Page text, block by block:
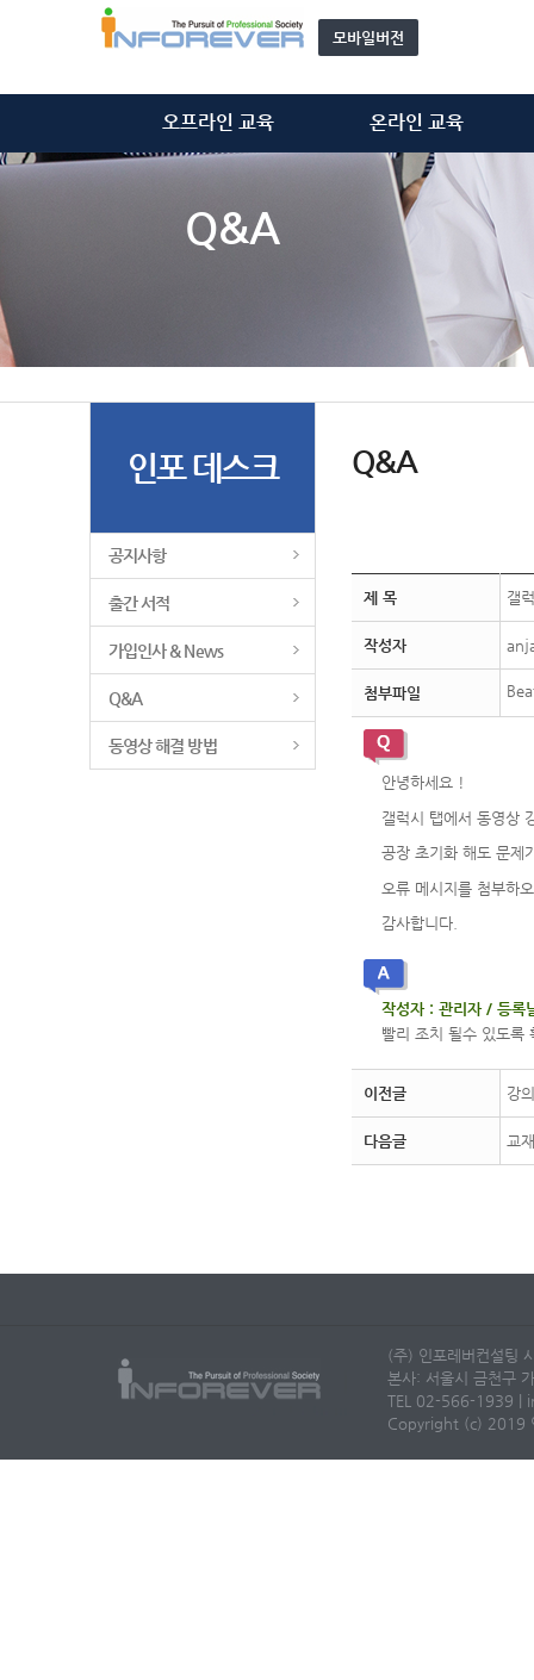
모바일버전
오프라인 교육
ISMS-P 심사원
온라인 교육
정보처리기술사
정보시스템감리사
ISMS-P 심사원
개인정보관리사(CPPG)
기타 동영상
Q&A
인포 데스크
공지사항
출간 서적
가입인사 & News
Q&A
동영상 해결 방법
Q&A
제 목 갤
작성자
첨부파일
안녕하세요 !
갤럭시 탭에서 동영상
공장 초기화 해도 문제
오류 메시지를 첨부하
감사합니다.
작성자 : 관리자 / 등
빨리 조치 될수 있도
이전글 강
다음글 교
(주) 인포레버컨설팅
본사: 서울시 금천구
TEL 02-566-1939 |
Copyright (c) 2019